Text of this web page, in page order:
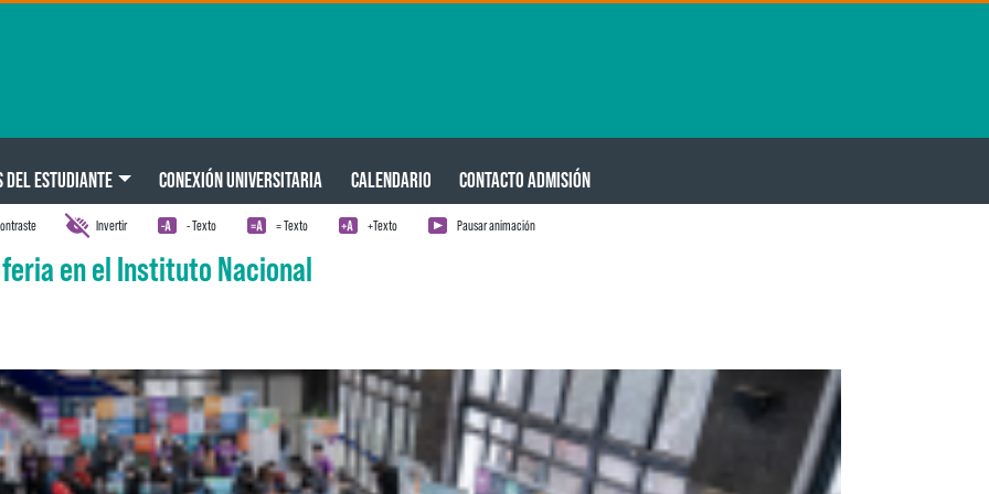
DEL ESTUDIANTE CONEXIÓN UNIVERSITARIA CALENDARIO CONTACTO ADMISIÓN
Invertir - Texto = Texto +Texto Pausar animación
en el Instituto Nacional